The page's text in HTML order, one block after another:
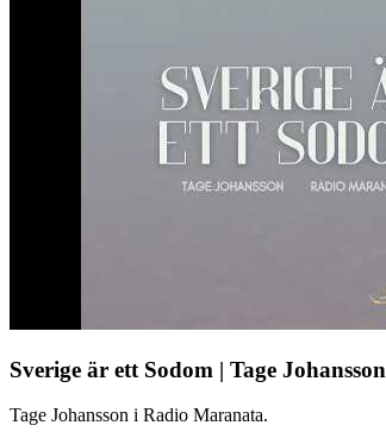
Sverige är ett Sodom | Tage Johansson
Tage Johansson i Radio Maranata.